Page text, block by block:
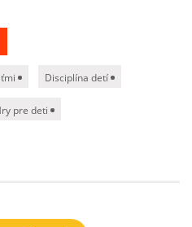
Disciplína detí
pre deti